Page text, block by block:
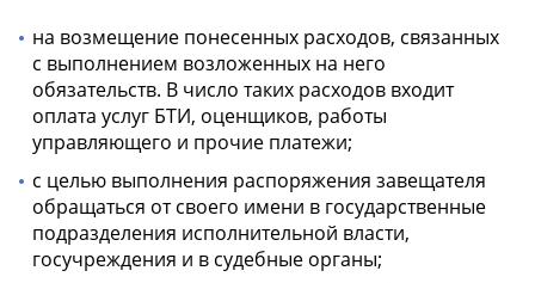
на возмещение понесенных расходов, связанных
с выполнением возложенных на него
обязательств. В число таких расходов входит
оплата услуг БТИ, оценщиков, работы
управляющего и прочие платежи;
с целью выполнения распоряжения завещателя
обращаться от своего имени в государственные
подразделения исполнительной власти,
госучреждения и в судебные органы;